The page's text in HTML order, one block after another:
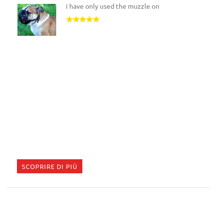
i have only used the muzzle on
SCOPRIRE DI PIÙ